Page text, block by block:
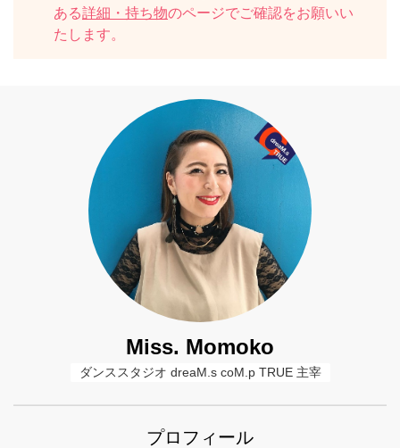
ある詳細・持ち物のページでご確認をお願いい
たします。
Miss. Momoko
ダンススタジオ dreaM.s coM.p TRUE 主宰
プロフィール